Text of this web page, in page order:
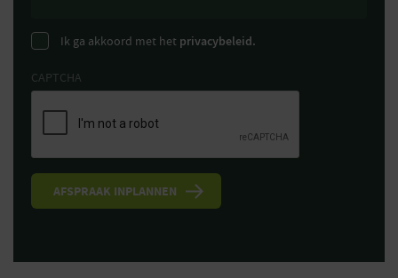
Ik ga akkoord met het privacybeleid.
CAPTCHA